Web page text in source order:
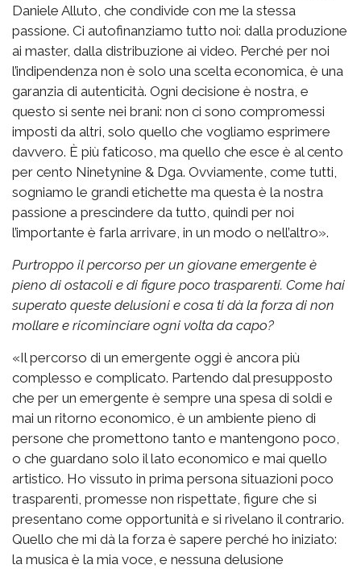
Daniele Alluto, che condivide con me la stessa
passione. Ci autofinanziamo tutto noi: dalla produzione
ai master, dalla distribuzione ai video. Perché per noi
l’indipendenza non è solo una scelta economica, è una
garanzia di autenticità. Ogni decisione è nostra, e
questo si sente nei brani: non ci sono compromessi
imposti da altri, solo quello che vogliamo esprimere
davvero. È più faticoso, ma quello che esce è al cento
per cento Ninetynine & Dga. Ovviamente, come tutti,
sogniamo le grandi etichette ma questa è la nostra
passione a prescindere da tutto, quindi per noi
l’importante è farla arrivare, in un modo o nell’altro».
Purtroppo il percorso per un giovane emergente è
pieno di ostacoli e di figure poco trasparenti. Come hai
superato queste delusioni e cosa ti dà la forza di non
mollare e ricominciare ogni volta da capo?
«Il percorso di un emergente oggi è ancora più
complesso e complicato. Partendo dal presupposto
che per un emergente è sempre una spesa di soldi e
mai un ritorno economico, è un ambiente pieno di
persone che promettono tanto e mantengono poco,
o che guardano solo il lato economico e mai quello
artistico. Ho vissuto in prima persona situazioni poco
trasparenti, promesse non rispettate, figure che si
presentano come opportunità e si rivelano il contrario.
Quello che mi dà la forza è sapere perché ho iniziato:
la musica è la mia voce, e nessuna delusione